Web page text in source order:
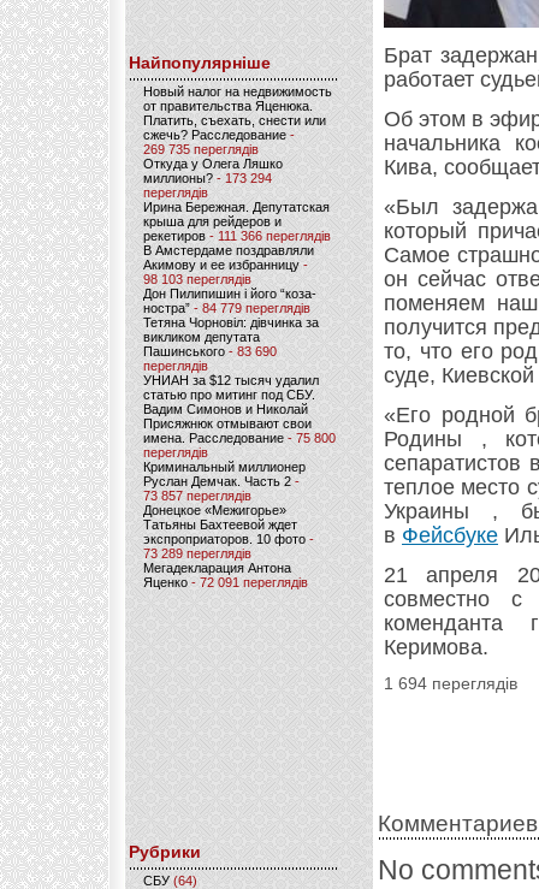
Найпопулярніше
Новый налог на недвижимость
от правительства Яценюка.
Платить, съехать, снести или
сжечь? Расследование-
269 735 переглядів
Откуда у Олега Ляшко
миллионы? - 173 294
переглядів
Ирина Бережная. Депутатская
крыша для рейдеров и
рекетиров - 111 366 переглядів
В Амстердаме поздравляли
Акимову и ее избранницу -
98 103 переглядів
Дон Пилипишин і його “коза-
ностра” - 84 779 переглядів
Тетяна Чорновіл: дівчинка за
викликом депутата
Пашинського- 83 690
переглядів
УНИАН за $12 тысяч удалил
статью про митинг под СБУ.
Вадим Симонов и Николай
Присяжнюк отмывают свои
имена. Расследование - 75 800
переглядів
Криминальный миллионер
Руслан Демчак. Часть 2-
73 857 переглядів
Донецкое «Межигорье»
Татьяны Бахтеевой ждет
экспроприаторов. 10 фото -
73 289 переглядів
Мегадекларация Антона
Яценко - 72 091 переглядів
Рубрики
CБУ (64)
Брат
работает
Об этом в
начальника
Кива,
«Был
который
Самое
он сейчас
поменяем
получится
то, что его
суде,
«Его родной
Родины ,
сепаратистов
теплое место
Украины ,
в Фейсбуке
21 апреля
совместно
коменданта
Керимова.
1 694 переглядів
No